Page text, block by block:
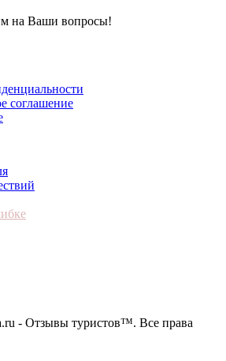
на Ваши вопросы!
соглашение
- Отзывы туристов™. Все права